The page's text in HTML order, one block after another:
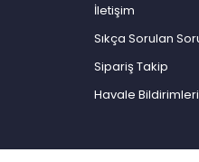
İletişim
Sıkça Sorulan
Sipariş Takip
Havale Bildirimleri